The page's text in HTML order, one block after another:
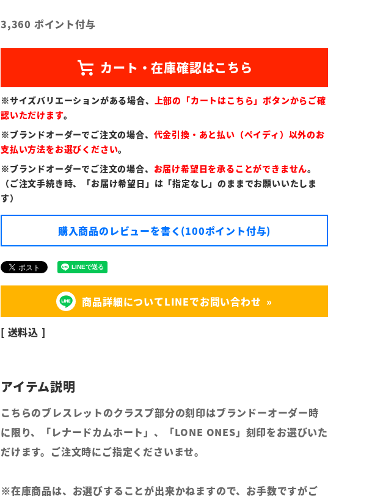
3,360 ポイント付与
※サイズバリエーションがある場合、
上部の「カートはこちら」ボタンからご確
認いただけます。
※ブランドオーダーでご注文の場合、 代金引換・あと払い（ペイディ）以外のお
支払い方法をお選びください。
※ブランドオーダーでご注文の場合、 お届け希望日を承ることができません。
（ご注文手続き時、「お届け希望日」は「指定なし」のままでお願いいたしま
す）
購入商品のレビューを書く(100ポイント付与)
商品詳細についてLINEでお問い合わせ
送料込
こちらのブレスレットのクラスプ部分の刻印はブランドーオーダー時
に限り、「レナードカムホート」、「LONE ONES」刻印をお選びいた
だけます。ご注文時にご指定くださいませ。
※在庫商品は、お選びすることが出来かねますので、お手数ですがご